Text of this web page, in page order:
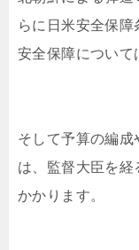
らに日米安全保障
安全保障について
そして予算の編
は、監督大臣を
かかります。